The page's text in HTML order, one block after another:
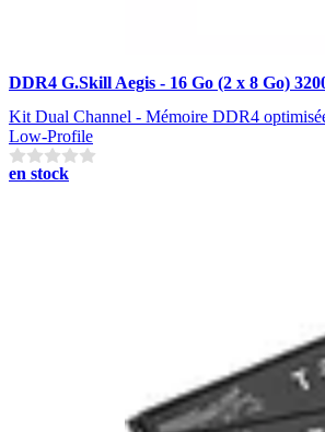
DDR4 G.Skill Aegis - 16 Go (2 x 8 Go)
Kit Dual Channel - Mémoire DDR4
Low-Profile
en stock